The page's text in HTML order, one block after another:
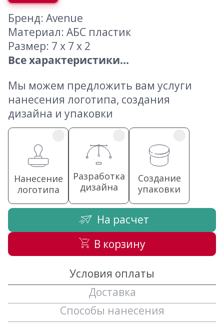
Бренд: Avenue
Материал: АБС пластик
Размер: 7 х 7 х 2
Все характеристики...
Мы можем предложить вам услуги
нанесения логотипа, создания
дизайна и упаковки
Нанесение
логотипа
Разработка
дизайна
Создание
упаковки
На расчет
В корзину
Условия оплаты
Доставка
Способы нанесения